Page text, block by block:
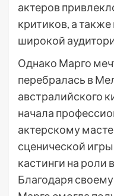
актеров
критиков, а
широкой
Однако Марго
перебралась в
австралийского
начала
актерскому
сценической
кастинги на роли
Благодаря